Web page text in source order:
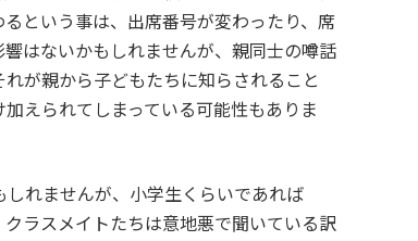
という事は、出席番号が変わったり、席
はないかもしれませんが、親同士の噂話
が親から子どもたちに知らされること
えられてしまっている可能性もありま
れませんが、小学生くらいであれば
ラスメイトたちは意地悪で聞いている訳